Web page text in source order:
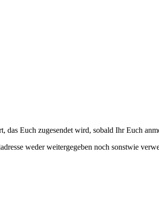
Euch zugesendet wird, sobald Ihr Euch
weder weitergegeben noch sonstwie